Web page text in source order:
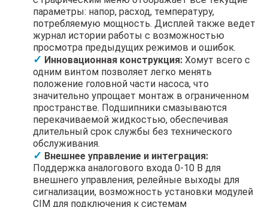
параметры: напор, расход, температуру,
потребляемую мощность. Дисплей также ведет
журнал истории работы с возможностью
просмотра предыдущих режимов и ошибок.
Инновационная конструкция: Хомут всего с
одним винтом позволяет легко менять
положение головной части насоса, что
значительно упрощает монтаж в ограниченном
пространстве. Подшипники смазываются
перекачиваемой жидкостью, обеспечивая
длительный срок службы без технического
обслуживания.
Внешнее управление и интеграция:
Поддержка аналогового входа 0-10 В для
внешнего управления, релейные выходы для
сигнализации, возможность установки модулей
CIM для подключения к системам